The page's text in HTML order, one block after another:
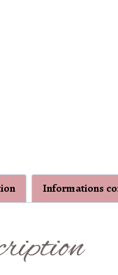
Informations